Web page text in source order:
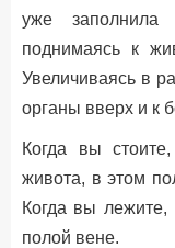
уже
поднимаясь к
Увеличиваясь в
органы вверх и к
Когда вы
живота, в этом
Когда вы лежите,
полой вене.